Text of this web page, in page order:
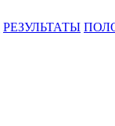
РЕЗУЛЬТАТЫ